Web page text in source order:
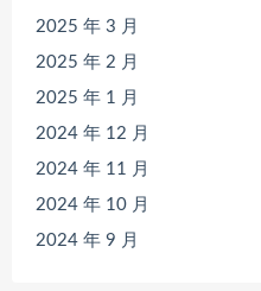
2025 年 3 月
2025 年 2 月
2025 年 1 月
2024 年 12 月
2024 年 11 月
2024 年 10 月
2024 年 9 月